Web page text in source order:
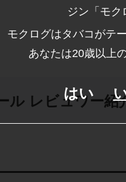
ル レビュワー紹
モクログはタバコがテ
あなたは20歳以上
はい